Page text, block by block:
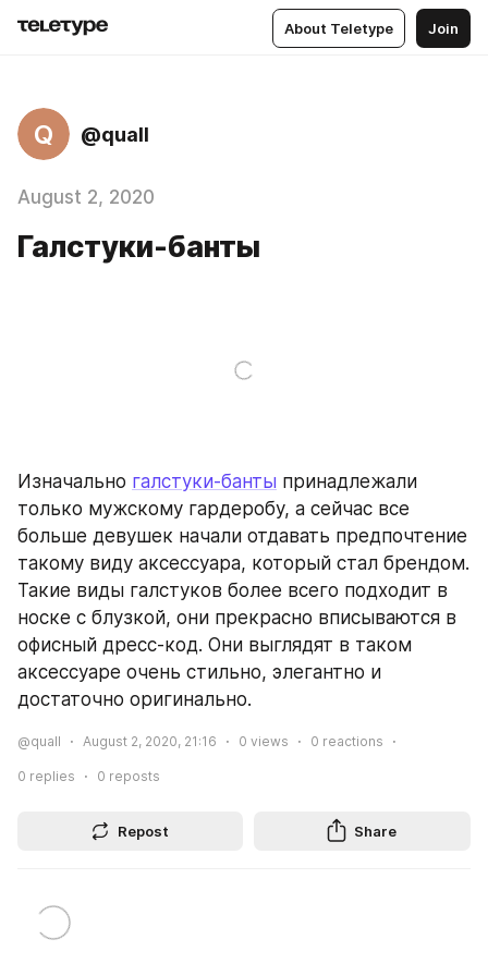
About Teletype Join
Q @quall
August 2, 2020
Галстуки-банты
Изначально галстуки-банты принадлежали
только мужскому гардеробу, а сейчас все
больше девушек начали отдавать предпочтение
такому виду аксессуара, который стал брендом.
Такие виды галстуков более всего подходит в
носке с блузкой, они прекрасно вписываются в
офисный дресс-код. Они выглядят в таком
аксессуаре очень стильно, элегантно и
достаточно оригинально.
@quall August 2, 2020, 21:16 0 views 0 reactions
0 replies 0 reposts
Repost Share